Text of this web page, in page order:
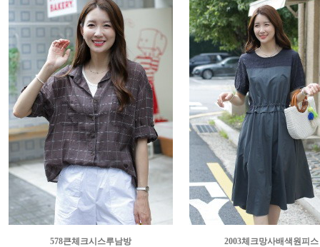
578큰체크시스루남방
2003체크망사배색원피스